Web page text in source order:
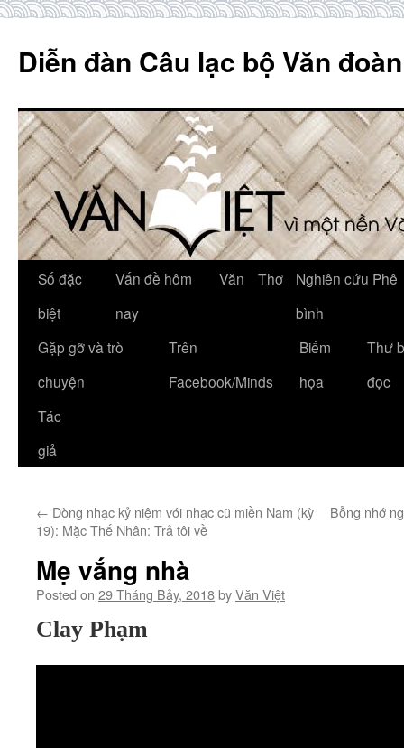
content
Diễn đàn Câu lạc bộ Văn
Số đặc
biệt
Vấn đề hôm
nay
Văn Thơ
Nghiên cứu Phê
bình
Gặp gỡ và trò
chuyện
Trên
Facebook/Minds
Biếm
họa
Thư
đọc
Tác
giả
← Dòng nhạc kỷ niệm với nhạc cũ miền Nam (kỳ
19): Mặc Thế Nhân: Trả tôi về
Bỗng nhớ
Mẹ vắng nhà
Posted on 29 Tháng Bảy, 2018byVăn Việt
Clay Phạm